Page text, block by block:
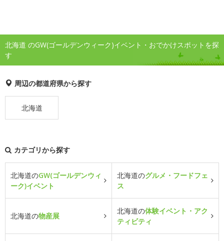
北海道 のGW(ゴールデンウィーク)イベント・おでかけスポットを探
す
周辺の都道府県から探す
北海道
カテゴリから探す
北海道のGW(ゴールデンウィ
ーク)イベント
北海道のグルメ・フードフェ
ス
北海道の物産展
北海道の体験イベント・アク
ティビティ